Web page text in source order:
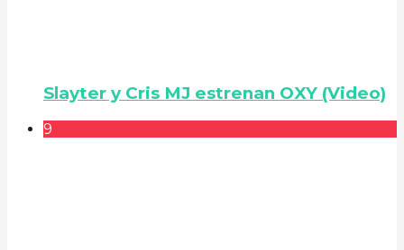
Slayter y Cris MJ estrenan OXY (Video)
9